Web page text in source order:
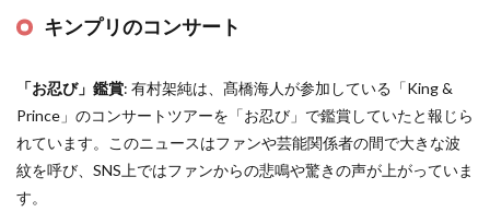
キンプリのコンサート
「お忍び」鑑賞: 有村架純は、髙橋海人が参加している「King &
Prince」のコンサートツアーを「お忍び」で鑑賞していたと報じら
れています。このニュースはファンや芸能関係者の間で大きな波
紋を呼び、SNS上ではファンからの悲鳴や驚きの声が上がっていま
す​​。